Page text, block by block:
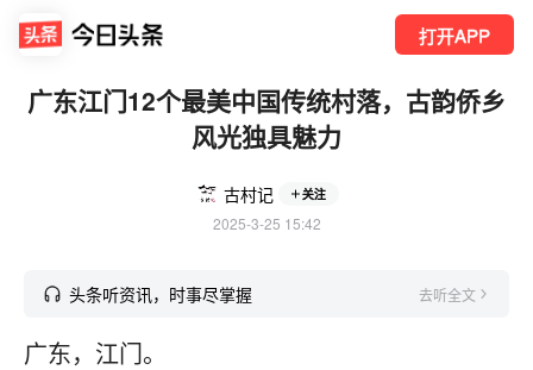
打开APP
广东江门12个最美中国传统村落，古韵侨乡
风光独具魅力
古村记 关注
2025-3-25 15:42
头条听资讯，时事尽掌握 去听全文
广东，江门。